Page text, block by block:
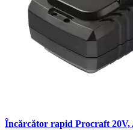
Încărcător rapid Procraft 20V,